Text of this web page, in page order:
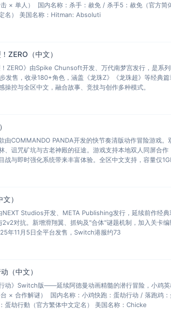
× 单人） 国内名称：杀手：赦免 / 杀手5：赦免（官方简
名） 美国名称：Hitman: Absoluti
ZERO（中文）
！ZERO》由Spike Chunsoft开发、万代南梦宫发行，是系
发售，收录180+角色，涵盖《龙珠Z》《龙珠超》等经典
操控与全区中文，融合故事、竞技与创作多种模式。
由COMMANDO PANDA开发的快节奏清版动作冒险游戏
、诅咒矿坑与古老神殿的征途。游戏支持本地双人同屏合
战与即时强化系统带来丰富体验。全区中文支持，容量仅
）
NEXT Studios开发、META Publishing发行，延续前作经
对抗。新增滑翔翼、抓钩及"合体"谜题机制，加入关卡
年11月5日全平台发售，Switch港服约73
（中文）
行动》Switch版——延续阿德曼动画精髓的潜行冒险，小鸡
× 合作解谜） 国内名称：小鸡快跑：蛋劫行动 / 落跑鸡
蛋劫行動（官方繁体中文定名） 美国名称：Chicke